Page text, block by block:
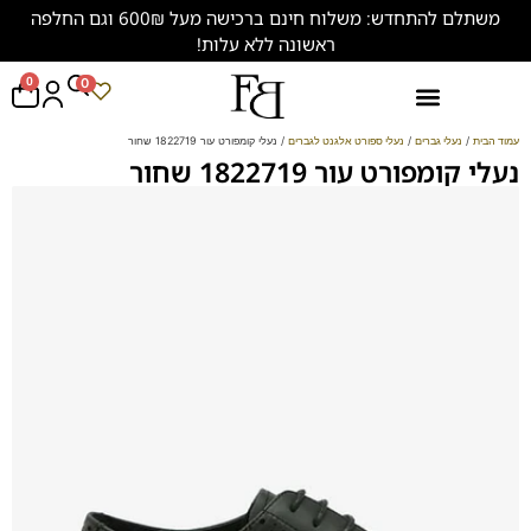
משתלם להתחדש: משלוח חינם ברכישה מעל 600₪ וגם החלפה
ראשונה ללא עלות!
0 0
עמוד הבית / נעלי גברים / נעלי ספורט אלגנט לגברים / נעלי קומפורט עור 1822719 שחור
נעלי קומפורט עור 1822719 שחור